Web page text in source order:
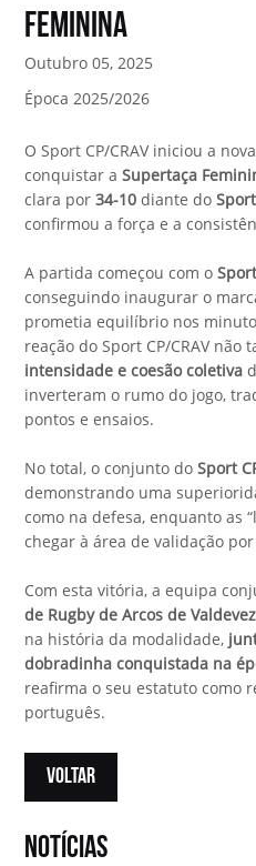
Feminina
Outubro 05, 2025
Época 2025/2026
O Sport CP/CRAV iniciou a
conquistar aSupertaça
clara por34-10 diante do
confirmou a força e a
A partida começou com o
conseguindo inaugurar o
prometia equilíbrio nos
reação do Sport CP/CRAV não
intensidade e coesão coletiva
inverteram o rumo do jogo,
pontos e ensaios.
No total, o conjunto doSport
demonstrando uma
como na defesa, enquanto as
chegar à área de validação
Com esta vitória, a equipa
de Rugby de Arcos de Valdevez
na história da modalidade,
dobradinha conquistada na
reafirma o seu estatuto como
português.
VOLTAR
notícias